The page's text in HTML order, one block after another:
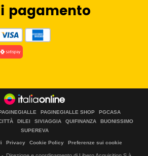
pagamento
PAGINEGIALLE SHOP
PGCASA
DILEI SIVIAGGIA QUIFINANZA
BUONISSIMO
SUPEREVA
Privacy Cookie Policy Preferenze sui cookie